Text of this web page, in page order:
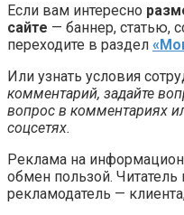
Если вам интересно
сайте — баннер, статью,
переходите в раздел
Или узнать условия
комментарий, задайте
вопрос в комментариях
соцсетях.
Реклама на
обмен пользой. Читатель
рекламодатель —